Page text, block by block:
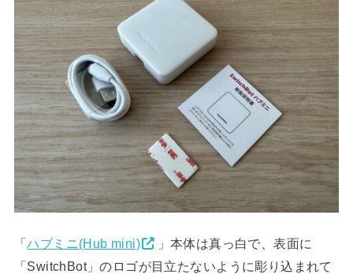
「ハブミニ(Hub mini)
」本体は真っ白で、表面に
「SwitchBot」のロゴが目立たないように彫り込まれて